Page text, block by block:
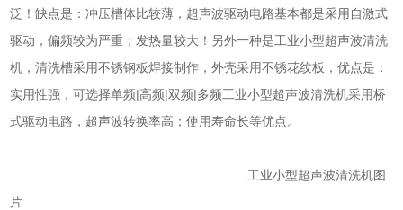
泛！缺点是：冲压槽体比较薄，超声波驱动电路基本都是采用自激式
驱动，偏频较为严重；发热量较大！另外一种是工业小型超声波清洗
机 ，清洗槽采用不锈钢板焊接制作，外壳采用不锈花纹板，优点是：
实用性强，可选择单频|高频|双频|多频工业小型超声波清洗机采用桥
式驱动电路，超声波转换率高；使用寿命长等优点。
工业小型超声波清洗机图
片